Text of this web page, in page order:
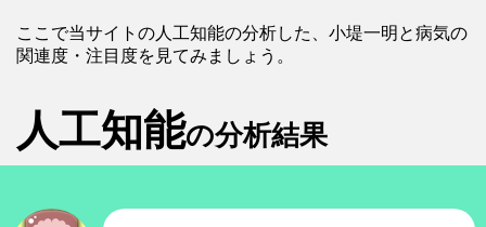
ここで当サイトの人工知能の分析した、小堤一明と病気の
関連度・注目度を見てみましょう。
人工知能の分析結果